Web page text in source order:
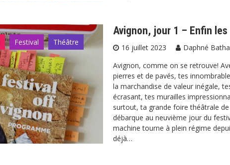
Festival Théâtre
Avignon, jour 1 – Enfin
16 juillet 2023
Daphné
Avignon, comme on se retrouve!
pierres et de pavés, tes
la marchandise de valeur inégale,
écrasant, tes murailles
surtout, ta grande foire théâtrale de
débarque au neuvième jour du
machine tourne à plein régime
déjà…